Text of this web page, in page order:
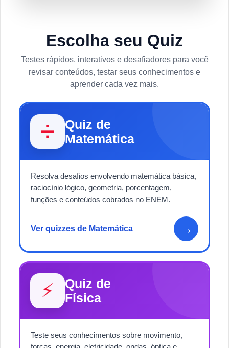
Escolha seu Quiz
Testes rápidos, interativos e desafiadores para você
revisar conteúdos, testar seus conhecimentos e
aprender cada vez mais.
➗
Quiz de
Matemática
Resolva desafios envolvendo matemática básica,
raciocínio lógico, geometria, porcentagem,
funções e conteúdos cobrados no ENEM.
Ver quizzes de Matemática →
⚡
Quiz de
Física
Teste seus conhecimentos sobre movimento,